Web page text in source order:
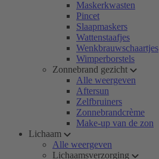
Maskerkwasten
Pincet
Slaapmaskers
Wattenstaafjes
Wenkbrauwschaartjes
Wimperborstels
Zonnebrand gezicht
Alle weergeven
Aftersun
Zelfbruiners
Zonnebrandcrème
Make-up van de zon
Lichaam
Alle weergeven
Lichaamsverzorging